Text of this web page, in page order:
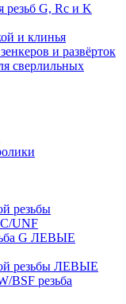
G, Rc и K
и клинья
и развёрток
сверлильных
резьбы
UNF
G ЛЕВЫЕ
резьбы ЛЕВЫЕ
BSF резьба